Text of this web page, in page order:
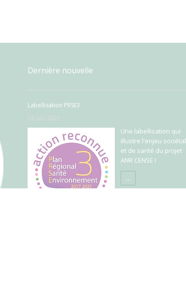
Dernière nouvelle
Labellisation PRSE3
03 juin 2021
Une labellisation qui
illustre l'enjeu sociétal
et de santé du projet
ANR CENSE !
...